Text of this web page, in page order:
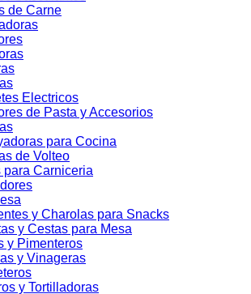
de Carne
Electricos
de Pasta y Accesorios
para Cocina
de Volteo
para Carniceria
y Charolas para Snacks
y Cestas para Mesa
y Pimenteros
y Vinageras
y Tortilladoras